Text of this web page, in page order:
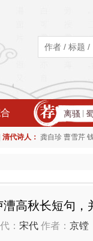
离骚
清代诗人： 龚自珍 曹雪芹
高秋长短句，
： 宋代 作者： 京镗